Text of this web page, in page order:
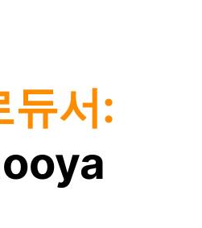
듀서: